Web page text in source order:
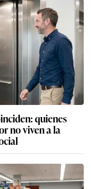
quienes
no viven a la